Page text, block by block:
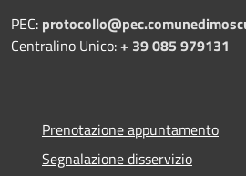
PEC:
Centralino Unico:+ 39 085 979131
Prenotazione appuntamento
Segnalazione disservizio